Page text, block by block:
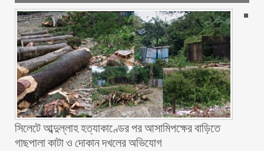
সিলেটে আব্দুল্লাহ হত্যাকাণ্ডের পর আসামিপক্ষের বাড়িতে
গাছপালা কাটা ও দোকান দখলের অভিযোগ